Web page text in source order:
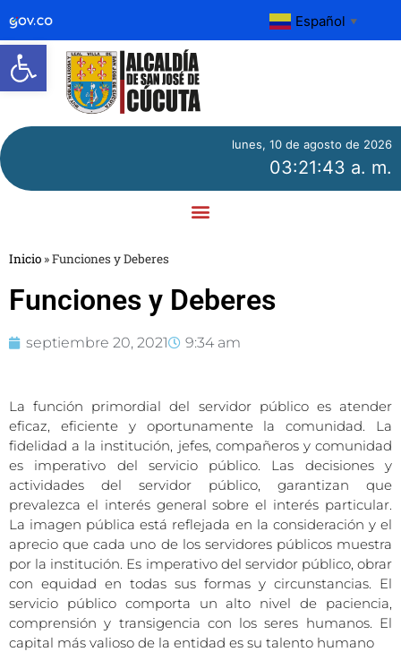
Abrir barra de herramientas
Español ▼
lunes, 10 de agosto de 2026
03:21:44 a. m.
Inicio »Funciones y Deberes
Funciones y Deberes
septiembre 20, 2021 9:34 am
La función primordial del servidor público es atender
eficaz, eficiente y oportunamente la comunidad. La
fidelidad a la institución, jefes, compañeros y comunidad
es imperativo del servicio público. Las decisiones y
actividades del servidor público, garantizan que
prevalezca el interés general sobre el interés particular.
La imagen pública está reflejada en la consideración y el
aprecio que cada uno de los servidores públicos muestra
por la institución. Es imperativo del servidor público, obrar
con equidad en todas sus formas y circunstancias. El
servicio público comporta un alto nivel de paciencia,
comprensión y transigencia con los seres humanos. El
capital más valioso de la entidad es su talento humano